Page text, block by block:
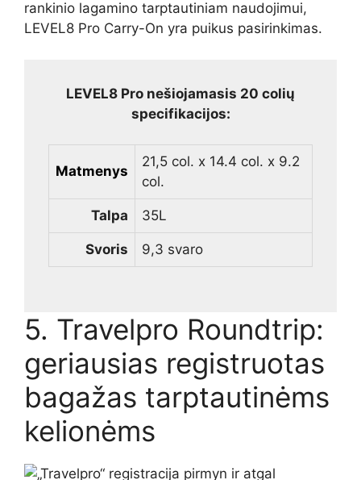
rankinio lagamino tarptautiniam naudojimui,
LEVEL8 Pro Carry-On yra puikus pasirinkimas.
LEVEL8 Pro nešiojamasis 20 colių
specifikacijos:
Matmenys
21,5 col. x 14.4 col. x 9.2
col.
Talpa 35L
Svoris 9,3 svaro
5. Travelpro Roundtrip:
geriausias registruotas
bagažas tarptautinėms
kelionėms